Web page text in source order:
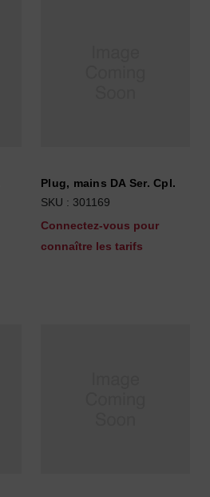
Plug, mains DA Ser. Cpl.
SKU : 301169
Connectez-vous pour
connaître les tarifs